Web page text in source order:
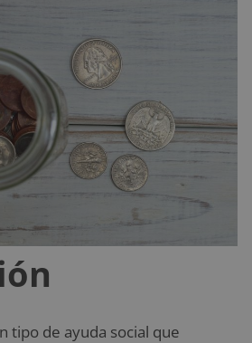
tipo de ayuda social que